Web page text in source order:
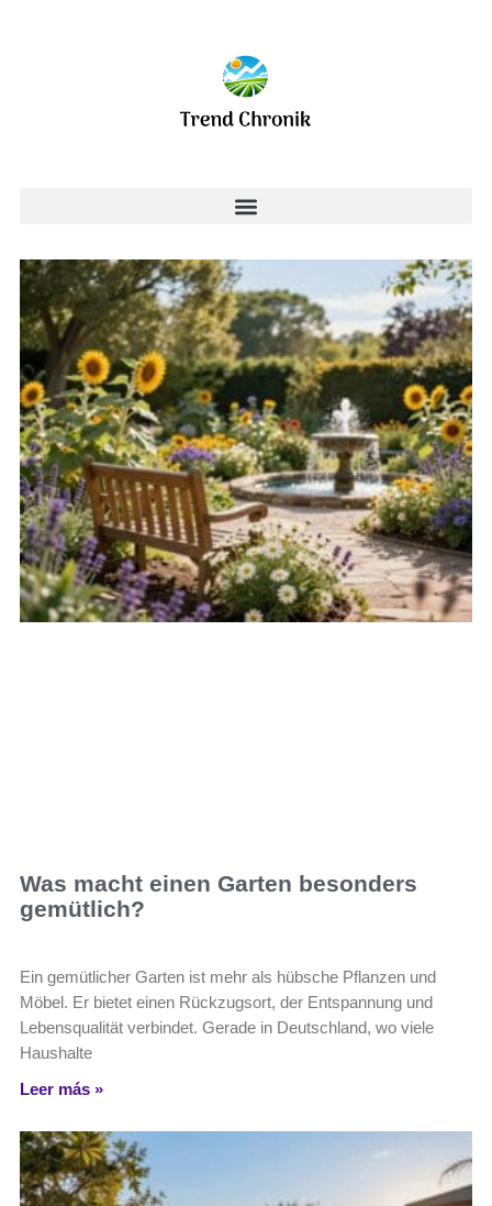
Was macht einen Garten besonders
gemütlich?
Ein gemütlicher Garten ist mehr als hübsche Pflanzen und
Möbel. Er bietet einen Rückzugsort, der Entspannung und
Lebensqualität verbindet. Gerade in Deutschland, wo viele
Haushalte
Leer más »